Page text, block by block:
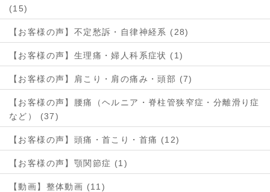
(15)
【お客様の声】不定愁訴・自律神経系 (28)
【お客様の声】生理痛・婦人科系症状 (1)
【お客様の声】肩こり・肩の痛み・頭部 (7)
【お客様の声】腰痛（ヘルニア・脊柱管狭窄症・分離滑り症
など） (37)
【お客様の声】頭痛・首こり・首痛 (12)
【お客様の声】顎関節症 (1)
【動画】整体動画 (11)